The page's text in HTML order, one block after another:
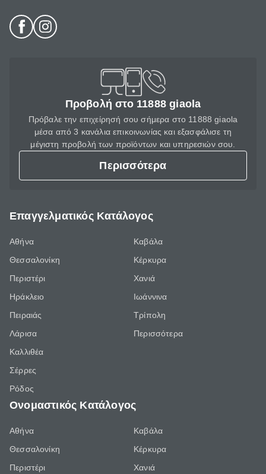
Προβολή στο 11888 giaola
Πρόβαλε την επιχείρησή σου σήμερα στο 11888 giaola
μέσα από 3 κανάλια επικοινωνίας και εξασφάλισε τη
μέγιστη προβολή των προϊόντων και υπηρεσιών σου.
Περισσότερα
Επαγγελματικός Κατάλογος
Αθήνα
Θεσσαλονίκη
Περιστέρι
Ηράκλειο
Πειραιάς
Λάρισα
Καλλιθέα
Σέρρες
Ρόδος
Καβάλα
Κέρκυρα
Χανιά
Ιωάννινα
Τρίπολη
Περισσότερα
Ονομαστικός Κατάλογος
Αθήνα
Θεσσαλονίκη
Περιστέρι
Καβάλα
Κέρκυρα
Χανιά